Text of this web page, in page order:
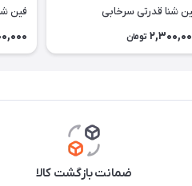
شنا قدرتی سرخابی
تومان
فین
ضمانت بازگشت کالا